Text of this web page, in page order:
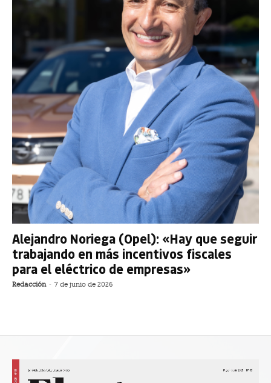
Alejandro Noriega (Opel): «Hay que seguir
trabajando en más incentivos fiscales
para el eléctrico de empresas»
Redacción - 7 de junio de 2026